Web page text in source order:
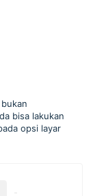
bisa lakukan
opsi layar